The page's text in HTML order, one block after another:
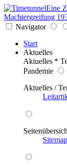
Eine
Machtergreifung
Navigator
Start
Aktuelles
Aktuelles *
Pandemie
Aktuelles /
Sitemap